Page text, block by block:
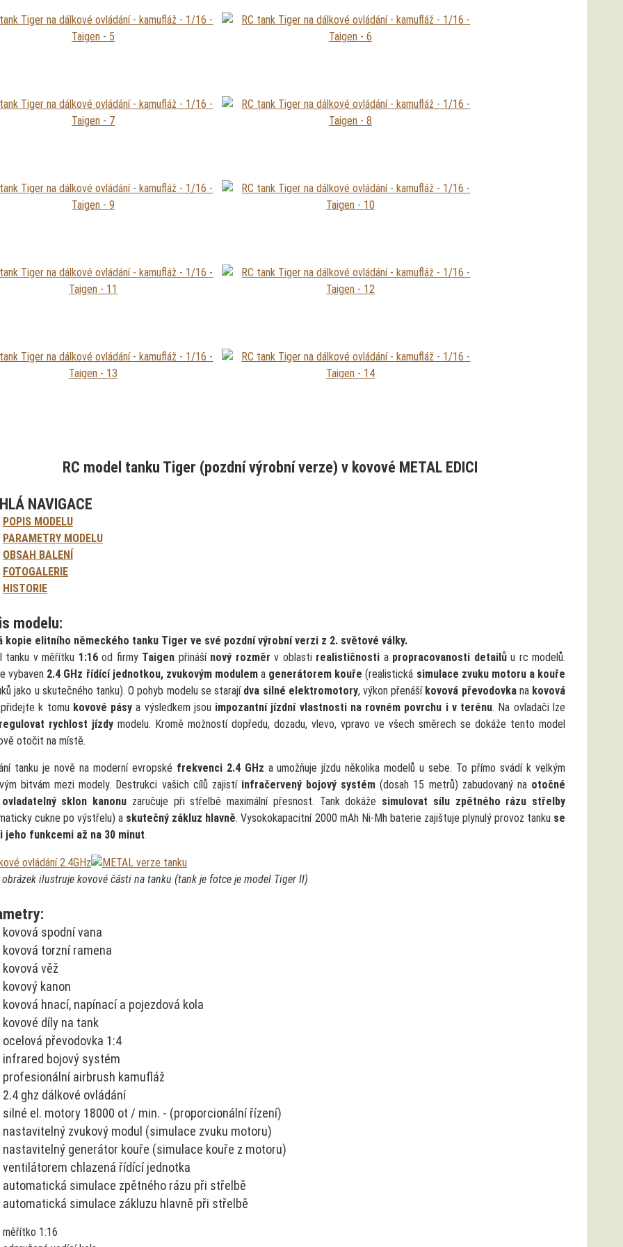
RC model tanku Tiger (pozdní výrobní verze) v kovové METAL EDICI
NAVIGACE
POPIS MODELU
PARAMETRY MODELU
OBSAH BALENÍ
FOTOGALERIE
HISTORIE
modelu:
kopie elitního německého tanku Tiger ve své pozdní výrobní verzi z 2. světové války.
tanku v měřítku 1:16od firmy Taigen přináší nový rozměr v oblasti realističnosti a propracovanosti detailůu rc modelů.
vybaven 2.4 GHz řídící jednotkou, zvukovým modulema generátorem kouře (realistická simulace zvuku motoru a kouře
jako u skutečného tanku). O pohyb modelu se starají dva silné elektromotory, výkon přenáší kovová převodovka na kovová
k tomu kovové pásy a výsledkem jsou impozantní jízdní vlastnosti na rovném povrchu i v terénu. Na ovladači lze
regulovat rychlost jízdymodelu. Kromě možností dopředu, dozadu, vlevo, vpravo ve všech směrech se dokáže tento model
otočit na místě.
tanku je nově na moderní evropské frekvenci 2.4 GHz a umožňuje jízdu několika modelů u sebe. To přímo svádí k velkým
bitvám mezi modely. Destrukci vašich cílů zajistí infračervený bojový systém(dosah 15 metrů) zabudovaný na otočné
ovladatelný sklon kanonu zaručuje při střelbě maximální přesnost. Tank dokáže simulovat sílu zpětného rázu střelby
cukne po výstřelu) a skutečný zákluz hlavně. Vysokokapacitní 2000 mAh Ni-Mh baterie zajištuje plynulý provoz tanku se
jeho funkcemi až na 30 minut.
obrázek ilustruje kovové části na tanku (tank je fotce je model Tiger II)
kovová spodní vana
kovová torzní ramena
kovová věž
kovový kanon
kovová hnací, napínací a pojezdová kola
kovové díly na tank
ocelová převodovka 1:4
infrared bojový systém
profesionální airbrush kamufláž
2.4 ghz dálkové ovládání
silné el. motory 18000 ot / min. - (proporcionální řízení)
nastavitelný zvukový modul (simulace zvuku motoru)
nastavitelný generátor kouře (simulace kouře z motoru)
ventilátorem chlazená řídící jednotka
automatická simulace zpětného rázu při střelbě
automatická simulace zákluzu hlavně při střelbě
měřítko 1:16